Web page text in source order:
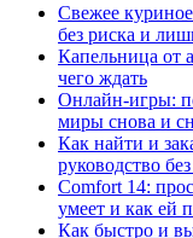
Свежее
без риска и
Капельница от
чего ждать
Онлайн-игры:
миры снова и
Как найти и
руководство
Comfort 14:
умеет и как ей
Как быстро и